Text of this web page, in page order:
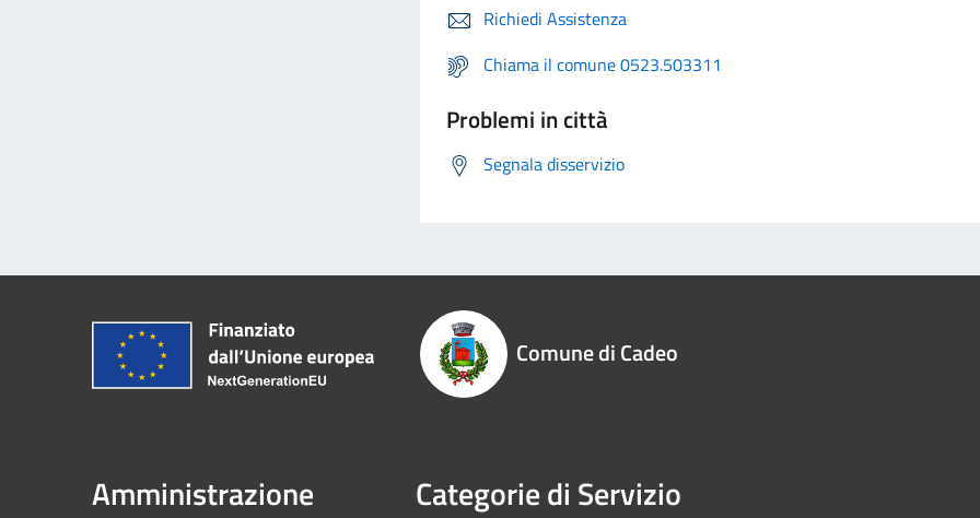
Richiedi Assistenza
Chiama il comune 0523.503311
Problemi in città
Segnala disservizio
Comune di Cadeo
Amministrazione Categorie di Servizio